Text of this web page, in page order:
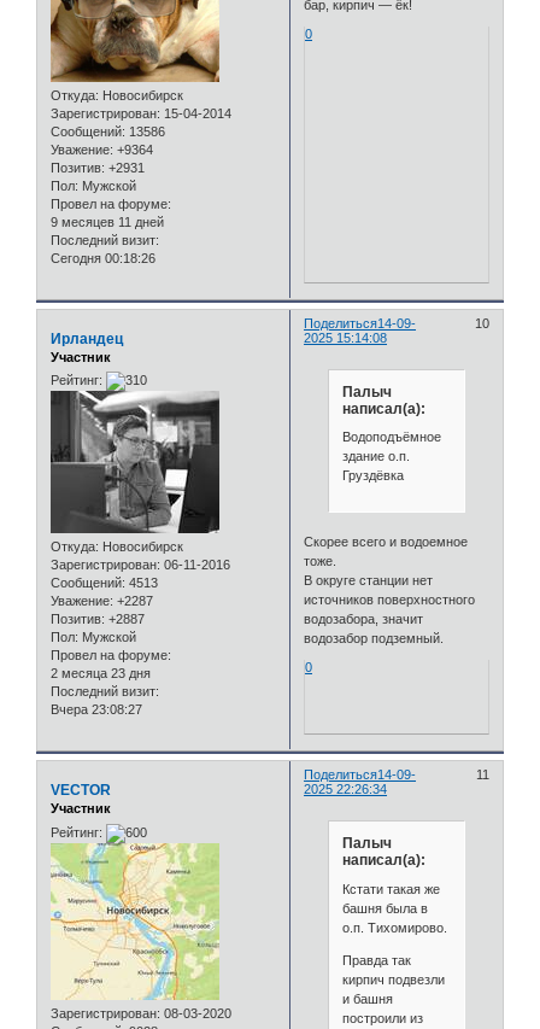
Откуда: Новосибирск
Зарегистрирован: 15-04-2014
Сообщений: 13586
Уважение: +9364
Позитив: +2931
Пол: Мужской
Провел на форуме:
9 месяцев 11 дней
Последний визит:
Сегодня 00:18:26
бар, кирпич — ёк!
0
Поделиться 10
14-09-
2025 15:14:08
Ирландец
Участник
Рейтинг:
Откуда: Новосибирск
Зарегистрирован: 06-11-2016
Сообщений: 4513
Уважение: +2287
Позитив: +2887
Пол: Мужской
Провел на форуме:
2 месяца 23 дня
Последний визит:
Вчера 23:08:27
Палыч
написал(а):
Водоподъёмное
здание о.п.
Груздёвка
Скорее всего и водоемное
тоже.
В округе станции нет
источников поверхностного
водозабора, значит
водозабор подземный.
0
Поделиться 11
14-09-
2025 22:26:34
VECTOR
Участник
Рейтинг:
Зарегистрирован: 08-03-2020
Палыч
написал(а):
Кстати такая же
башня была в
о.п. Тихомирово.
Правда так
кирпич подвезли
и башня
построили из